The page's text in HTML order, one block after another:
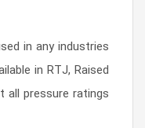
in any industries
in RTJ, Raised
all pressure ratings.